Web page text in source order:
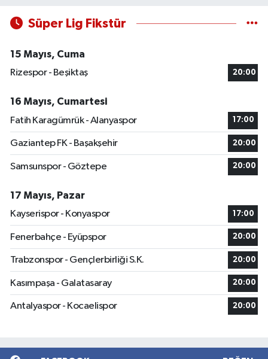
Süper Lig Fikstür
15 Mayıs, Cuma
Rizespor - Beşiktaş
20:00
16 Mayıs, Cumartesi
Fatih Karagümrük - Alanyaspor
17:00
Gaziantep FK - Başakşehir 20:00
Samsunspor - Göztepe 20:00
17 Mayıs, Pazar
Kayserispor - Konyaspor
17:00
Fenerbahçe - Eyüpspor 20:00
Trabzonspor - Gençlerbirliği S.K. 20:00
Kasımpaşa - Galatasaray 20:00
Antalyaspor - Kocaelispor 20:00